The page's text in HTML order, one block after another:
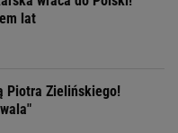
lat
Piotra Zielińskiego!